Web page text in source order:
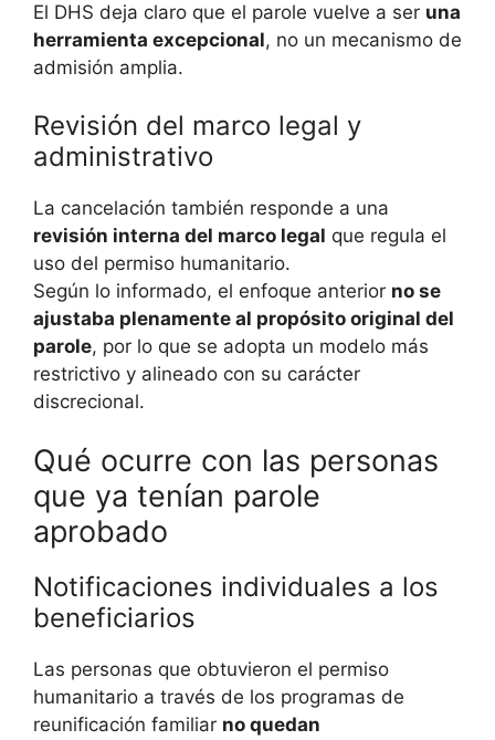
El DHS deja claro que el parole vuelve a ser una
herramienta excepcional, no un mecanismo de
admisión amplia.
Revisión del marco legal y
administrativo
La cancelación también responde a una
revisión interna del marco legal que regula el
uso del permiso humanitario.
Según lo informado, el enfoque anterior no se
ajustaba plenamente al propósito original del
parole, por lo que se adopta un modelo más
restrictivo y alineado con su carácter
discrecional.
Qué ocurre con las personas
que ya tenían parole
aprobado
Notificaciones individuales a los
beneficiarios
Las personas que obtuvieron el permiso
humanitario a través de los programas de
reunificación familiar no quedan